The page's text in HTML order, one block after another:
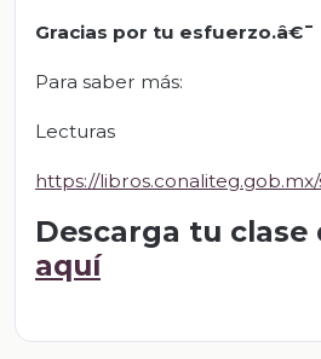
Gracias por tu esfuerzo.â€¯
Para saber más:
Lecturas
https://
Descarga tu clase
aquí